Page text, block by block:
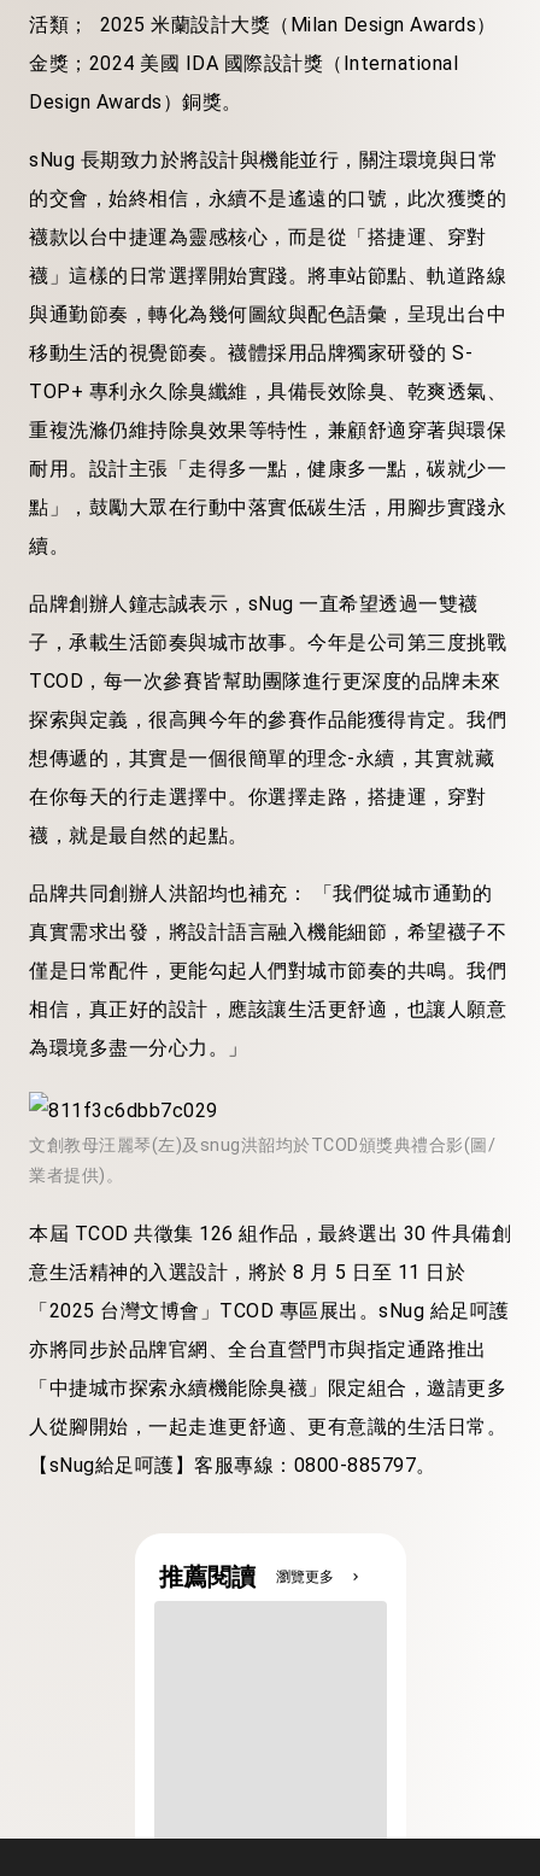
活類； 2025 米蘭設計大獎（Milan Design Awards）
金獎；2024 美國 IDA 國際設計獎（International
Design Awards）銅獎。
sNug 長期致力於將設計與機能並行，關注環境與日常
的交會，始終相信，永續不是遙遠的口號，此次獲獎的
襪款以台中捷運為靈感核心，而是從「搭捷運、穿對
襪」這樣的日常選擇開始實踐。將車站節點、軌道路線
與通勤節奏，轉化為幾何圖紋與配色語彙，呈現出台中
移動生活的視覺節奏。襪體採用品牌獨家研發的 S-
TOP+ 專利永久除臭纖維，具備長效除臭、乾爽透氣、
重複洗滌仍維持除臭效果等特性，兼顧舒適穿著與環保
耐用。設計主張「走得多一點，健康多一點，碳就少一
點」，鼓勵大眾在行動中落實低碳生活，用腳步實踐永
續。
品牌創辦人鐘志誠表示，sNug 一直希望透過一雙襪
子，承載生活節奏與城市故事。今年是公司第三度挑戰
TCOD，每一次參賽皆幫助團隊進行更深度的品牌未來
探索與定義，很高興今年的參賽作品能獲得肯定。我們
想傳遞的，其實是一個很簡單的理念-永續，其實就藏
在你每天的行走選擇中。你選擇走路，搭捷運，穿對
襪，就是最自然的起點。
品牌共同創辦人洪韶均也補充： 「我們從城市通勤的
真實需求出發，將設計語言融入機能細節，希望襪子不
僅是日常配件，更能勾起人們對城市節奏的共鳴。我們
相信，真正好的設計，應該讓生活更舒適，也讓人願意
為環境多盡一分心力。」
文創教母汪麗琴(左)及snug洪韶均於TCOD頒獎典禮合影(圖/
業者提供)。
本屆 TCOD 共徵集 126 組作品，最終選出 30 件具備創
意生活精神的入選設計，將於 8 月 5 日至 11 日於
「2025 台灣文博會」TCOD 專區展出。sNug 給足呵護
亦將同步於品牌官網、全台直營門市與指定通路推出
「中捷城市探索永續機能除臭襪」限定組合，邀請更多
人從腳開始，一起走進更舒適、更有意識的生活日常。
【sNug給足呵護】客服專線：0800-885797。
推薦閱讀 瀏覽更多 chevron_right